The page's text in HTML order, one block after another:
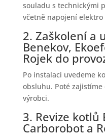
souladu s technickými
včetně napojení
2. Zaškolení a
Benekov,
Rojek do
Po instalaci uvedeme
obsluhu. Poté
výrobci.
3. Revize kotlů
Carborobot a